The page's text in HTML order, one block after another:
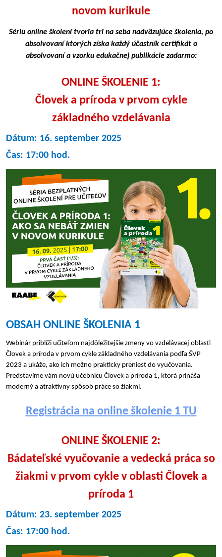
novom kurikule
Sériu online školení tvoria tri na seba nadväzujúce školenia, po
absolvovaní ktorých získa každý účastník certifikát o
absolvovaní a vzorku edukačnej publikácie zadarmo:
ONLINE ŠKOLENIE 1:
Človek a príroda v prvom cykle
základného vzdelávania
Dátum: 16. september 2025
Čas: 17:00 hod.
OBSAH ONLINE ŠKOLENIA 1
Webinár priblíži učiteľom najdôležitejšie zmeny vo vzdelávacej oblasti
Človek a príroda v prvom cykle základného vzdelávania podľa ŠVP
2023 a ukáže, ako ich možno prakticky preniesť do vyučovania.
Predstavíme vám novú učebnicu Človek a príroda 1, ktorá prináša
moderný a atraktívny spôsob práce so žiakmi.
Registrácia na online školenie 1 TU
ONLINE ŠKOLENIE 2:
Bádateľské vyučovanie a vedecká práca so
žiakmi v prvom cykle v oblasti Človek a
príroda 1
Dátum: 23. september 2025
Čas: 17:00 hod.